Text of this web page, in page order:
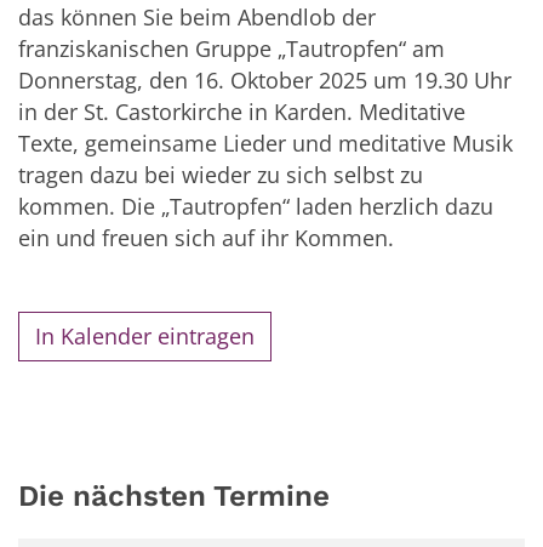
das können Sie beim Abendlob der
franziskanischen Gruppe „Tautropfen“ am
Donnerstag, den 16. Oktober 2025 um 19.30 Uhr
in der St. Castorkirche in Karden. Meditative
Texte, gemeinsame Lieder und meditative Musik
tragen dazu bei wieder zu sich selbst zu
kommen. Die „Tautropfen“ laden herzlich dazu
ein und freuen sich auf ihr Kommen.
In Kalender eintragen
Die nächsten Termine